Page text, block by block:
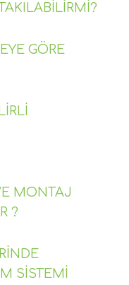
GÖRE
MONTAJ
?
SISTEMI